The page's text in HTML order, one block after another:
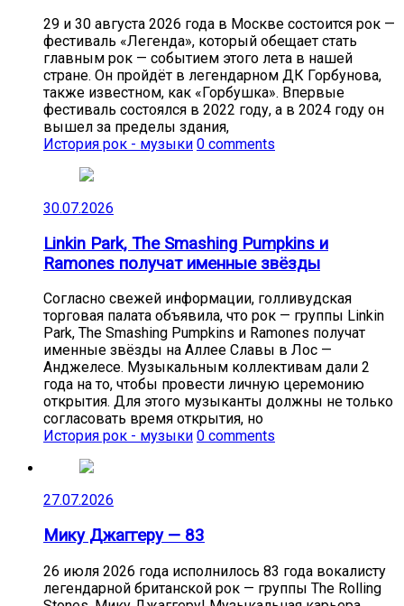
29 и 30 августа 2026 года в Москве состоится рок —
фестиваль «Легенда», который обещает стать
главным рок — событием этого лета в нашей
стране. Он пройдёт в легендарном ДК Горбунова,
также известном, как «Горбушка». Впервые
фестиваль состоялся в 2022 году, а в 2024 году он
вышел за пределы здания,
История рок - музыки 0 comments
30.07.2026
Linkin Park, The Smashing Pumpkins и
Ramones получат именные звёзды
Согласно свежей информации, голливудская
торговая палата объявила, что рок — группы Linkin
Park, The Smashing Pumpkins и Ramones получат
именные звёзды на Аллее Славы в Лос —
Анджелесе. Музыкальным коллективам дали 2
года на то, чтобы провести личную церемонию
открытия. Для этого музыканты должны не только
согласовать время открытия, но
История рок - музыки 0 comments
27.07.2026
Мику Джаггеру — 83
26 июля 2026 года исполнилось 83 года вокалисту
легендарной британской рок — группы The Rolling